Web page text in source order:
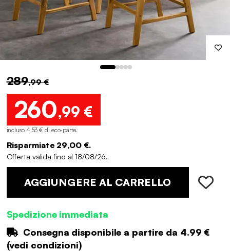
289,99 €
260,99 €
incluso 4,53 € di eco-parte.
Risparmiate 29,00 €.
Offerta valida fino al 18/08/26.
AGGIUNGERE AL CARRELLO
Spedizione immediata
Consegna disponibile a partire da 4.99 €
(vedi condizioni)